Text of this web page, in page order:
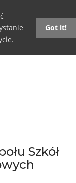
Got it!
Szkół